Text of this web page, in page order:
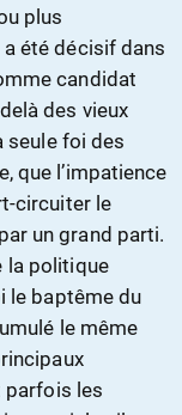
plus
été décisif dans
candidat
des vieux
seule foi des
que l’impatience
circuiter le
un grand parti.
la politique
le baptême du
le même
parfois les